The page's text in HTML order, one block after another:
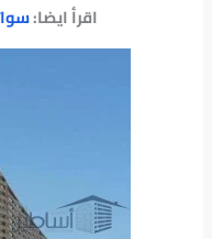
اقرأ ايضا: